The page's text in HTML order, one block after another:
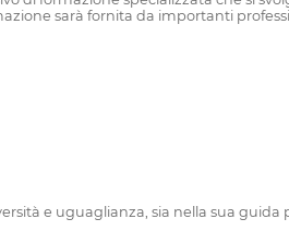
sarà fornita da importanti
e uguaglianza, sia nella sua